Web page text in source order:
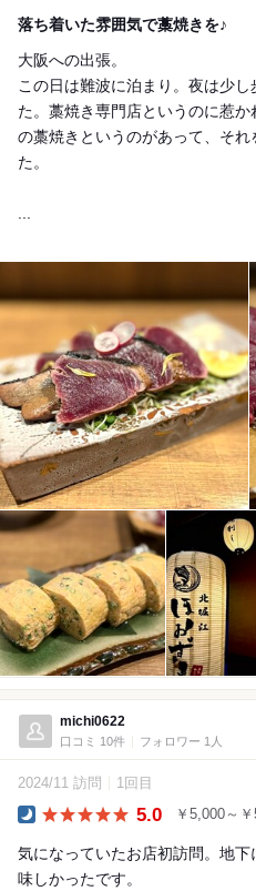
落ち着いた雰囲気で藁焼きを♪
大阪への出張。
この日は難波に泊まり。夜は少
た。藁焼き専門店というのに惹
の藁焼きというのがあって、そ
た。
michi0622
口コミ 10件 フォロワー 1人
2024/11 訪問 1回目
5.0 ￥5,000～
気になっていたお店初訪問。地
味しかったです。